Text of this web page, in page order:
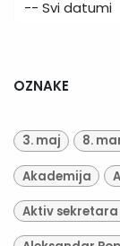
OZNAKE
3. maj 8.
Akademija
Aktiv